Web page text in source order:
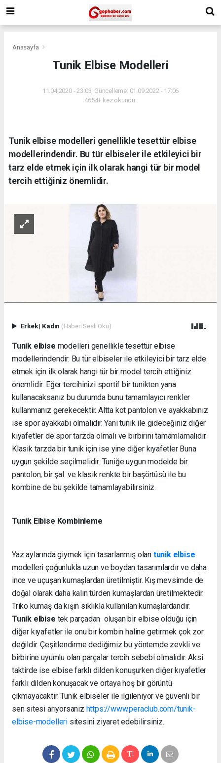
Anasayfa
Tunik Elbise Modelleri
11.04.2020 - 23:03, Güncelleme: 01.09.2022 - 17:06
4654+ kez okundu.
Tunik elbise modelleri genellikle tesettür elbise
modellerindendir. Bu tür elbiseler ile etkileyici bir
tarz elde etmek için ilk olarak hangi tür bir model
tercih ettiğiniz önemlidir.
Erkek| Kadın (Haberi Sesli Oku)
Tunik elbise modelleri genellikle tesettür elbise
modellerindendir. Bu tür elbiseler ile etkileyici bir tarz elde
etmek için ilk olarak hangi tür bir model tercih ettiğiniz
önemlidir. Eğer tercihinizi sportif bir tunikten yana
kullanacaksanız bu durumda bunu tamamlayıcı renkler
kullanmanız gerekecektir. Altta kot pantolon ve ayakkabınız
ise spor ayakkabı olmalıdır. Yani tunik ile gideceğiniz diğer
kıyafetler de spor tarzda olmalı ve birbirini tamamlamalıdır.
Klasik tarzda bir tunik için ise yine diğer kıyafetler Buna
uygun şekilde seçilmelidir. Tuniğe uygun modelde bir
pantolon, bir şal ve klasik renkte bir başörtüsü ile bu
kombine de bu şekilde tamamlayabilirsiniz.
Tunik Elbise Kombinleme
Yaz aylarında giymek için tasarlanmış olan tunik elbise
modelleri çoğunlukla uzun ve boydan tasarımlardır ve daha
ince ve uçuşan kumaşlardan üretilmiştir. Kış mevsimde de
doğal olarak daha kalın türden kumaşlardan üretilmektedir.
Triko kumaş da kışın sıklıkla kullanılan kumaşlardandır.
Tunik elbise tek parçadan oluşan bir elbise olduğu için
diğer kıyafetler ile onu bir kombin haline getirmek çok zor
değildir. Çeşitlendirme dediğimiz bu yöntemde zevkli ve
birbirine uyumlu olan parçalar tercih sebebi olmalıdır. Aksi
taktirde ise elbise farklı dilden konuşurken diğer kıyafetler
farklı dilden konuşacak ve ortaya hoş bir görüntü
çıkmayacaktır. Tunik elbiseler ile ilgileniyor ve güvenli bir
sen sitesi arıyorsanız https://www.peraclub.com/tunik-
elbise-modellerisitesini ziyaret edebilirsiniz.